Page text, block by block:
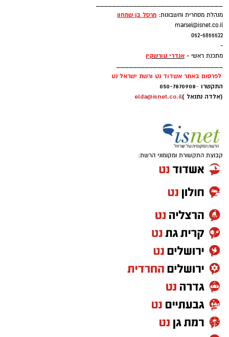
מניגריה ואחרי כמה שנים בתיכונים הגיע לג'ורג'טאון
שם שיחק תחת פטריק יואינג. בעונתו השנייה
חסימות למשחק.
אחרי עונה אחת בחר לחזור לג'ורג'טאון לעונה
פחות טובה ואת קריירת המכללות סיים בפן סטייט
למשחק.
בקיץ 2024 יצא לאירופה וחתם בלבאריו היוונית.
לערב. אשתקד שיחק בשולה הצרפתית, כולל ב-
BCL ורשם 6.4 נקודות ו-5.6 ריבאונדים באירופה.
_______________________________
מנהלת מסחרית וחשבונות: מרסל בן שמחון
marsel@isnet.co.il
052-5855522
-
מתכנת ראשי - אנדרי טורשקין
__________________________
לפרסום באתר אשדוד נט ורשת ישראל נט
התקשרו -
050-7870908
(אלדה נתנאל )elda@isnet.co.il
קבוצת התקשורת ומקומוני הרשת: